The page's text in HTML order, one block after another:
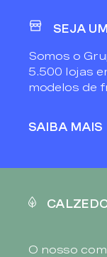
SEJA
Somos o
5.500 lojas
modelos de
SAIBA MAIS
O nosso